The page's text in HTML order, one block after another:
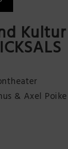
& Axel Poike